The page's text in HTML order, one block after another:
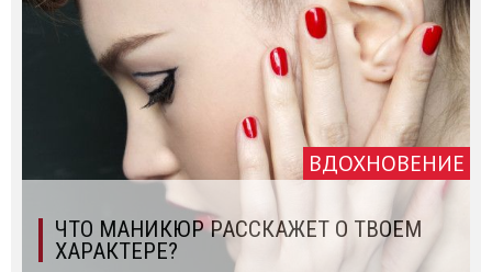
ВДОХНОВЕНИЕ
ЧТО МАНИКЮР РАССКАЖЕТ О ТВОЕМ
ХАРАКТЕРЕ?